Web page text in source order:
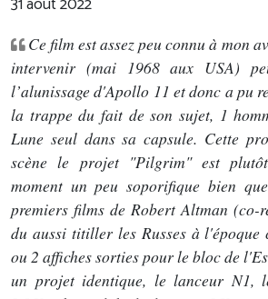
Ce film est assez peu connu à mon
intervenir (mai 1968 aux USA)
l’alunissage d'Apollo 11 et donc a pu
la trappe du fait de son sujet, 1
Lune seul dans sa capsule. Cette
scène le projet "Pilgrim" est
moment un peu soporifique bien
premiers films de Robert Altman (co-
du aussi titiller les Russes à
ou 2 affiches sorties pour le bloc de
un projet identique, le lanceur N1,